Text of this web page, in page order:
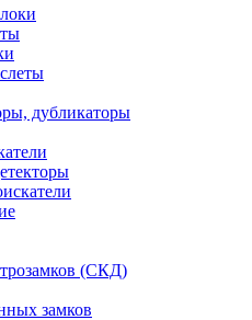
дубликаторы
(СКД)
замков